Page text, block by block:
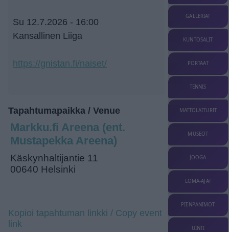
Su 12.7.2026 - 16:00
Kansallinen Liiga
https://gnistan.fi/naiset/
Tapahtumapaikka / Venue
Markku.fi Areena (ent.
Mustapekka Areena)
Käskynhaltijantie 11
00640 Helsinki
Kopioi tapahtuman linkki / Copy event
link
GALLERIAT
KUNTOSALIT
PORTAAT
TENNIS
MATTOLAITURIT
MUSEOT
JOOGA
LOMA-AJAT
PIENPANIMOT
UINTI